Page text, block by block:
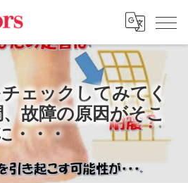
ェックしてみてく
故障の原因がそこ
・・・